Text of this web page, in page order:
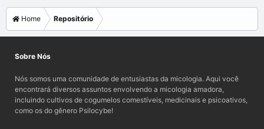
Home Repositório
Sobre Nós
Nós somos uma comunidade de entusiastas da micologia. Aqui você
encontrará diversos assuntos envolvendo a micologia amadora,
incluindo cultivos de cogumelos comestíveis, medicinais e psicoativos,
como os do gênero Psilocybe!